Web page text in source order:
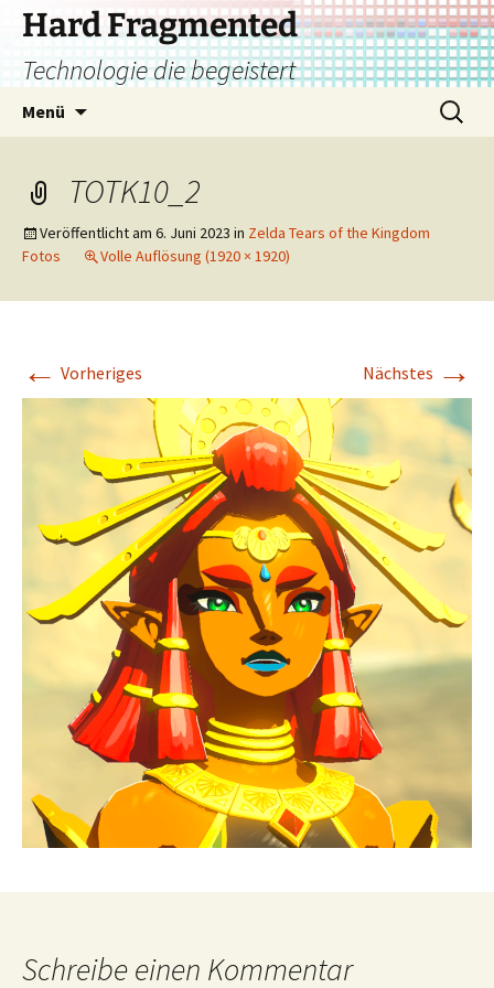
Zum
Inhalt
springen
Hard Fragmented
Technologie die begeistert
Menü
Suchen
nach:
TOTK10_2
Veröffentlicht am 6. Juni 2023 in Zelda Tears of the Kingdom
Fotos
Volle Auflösung (1920 × 1920)
← Vorheriges Nächstes →
Schreibe einen Kommentar